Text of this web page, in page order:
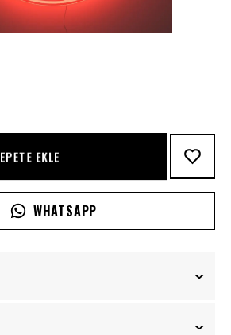
EKLE
WHATSAPP
OF 100. EACH PIECE COMES